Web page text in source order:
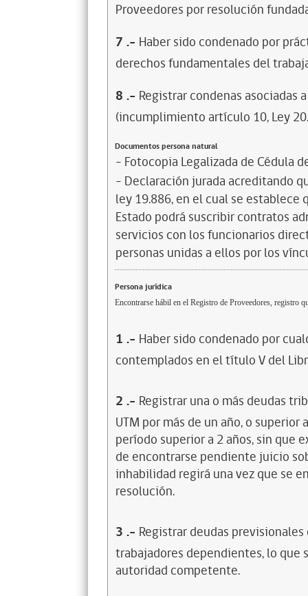
Proveedores por resolución
7 .- Haber sido condenado por
derechos fundamentales del
8 .- Registrar condenas asociadas
(incumplimiento artículo 10, Ley
Documentos persona natural
- Fotocopia Legalizada de Cédula
- Declaración jurada acreditando
ley 19.886, en el cual se
Estado podrá suscribir contratos
servicios con los funcionarios
personas unidas a ellos por los
Persona jurídica
Encontrarse hábil en el Registro de Proveedores, registro
1 .- Haber sido condenado por
contemplados en el título V del
2 .- Registrar una o más deudas
UTM por más de un año, o
período superior a 2 años, sin que
de encontrarse pendiente juicio
inhabilidad regirá una vez que se
resolución.
3 .- Registrar deudas
trabajadores dependientes, lo
autoridad competente.